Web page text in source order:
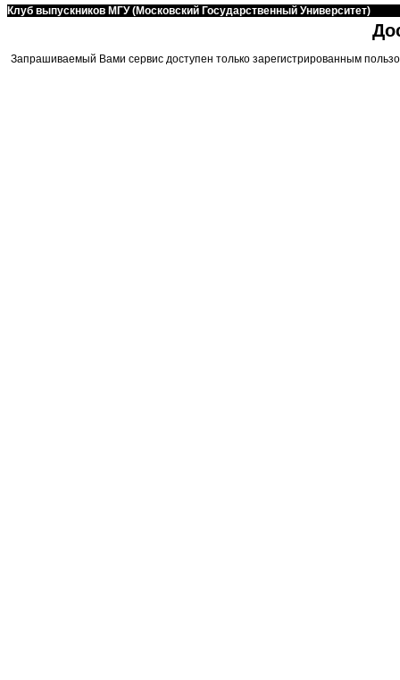
Клуб выпускников МГУ (Московский Государственный Университет)
Запрашиваемый Вами сервис доступен только зарегистрированным